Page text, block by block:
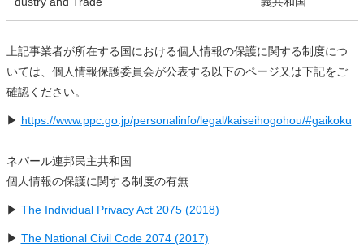
上記事業者が所在する国における個人情報の保護に関する制度につ
いては、個人情報保護委員会が公表する以下のページ又は下記をご
確認ください。
▶ https://www.ppc.go.jp/personalinfo/legal/kaiseihogohou/#gaikoku
ネパール連邦民主共和国
個人情報の保護に関する制度の有無
▶ The Individual Privacy Act 2075 (2018)
▶ The National Civil Code 2074 (2017)